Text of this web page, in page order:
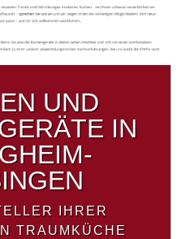
UND
IN
IHRER
TRAUMKÜCHE